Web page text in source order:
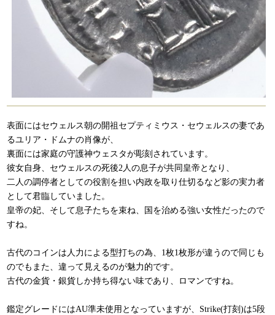
表面にはセウェルス朝の開祖セプティミウス・セウェルスの妻であ
るユリア・ドムナの肖像が、
裏面には家庭の守護神ウェスタが彫刻されています。
彼女自身、セウェルスの死後2人の息子が共同皇帝となり、
二人の調停者としての役割を担い内政を取り仕切るなど影の実力者
として君臨していました。
皇帝の妃、そして息子たちを束ね、国を治める強い女性だったので
すね。
古代のコインは人力による型打ちの為、1枚1枚形が違うので同じも
のでもまた、違って見えるのが魅力的です。
古代の金貨・銀貨しか持ち得ない味であり、ロマンですね。
鑑定グレードにはAU準未使用となっていますが、Strike(打刻)は5段